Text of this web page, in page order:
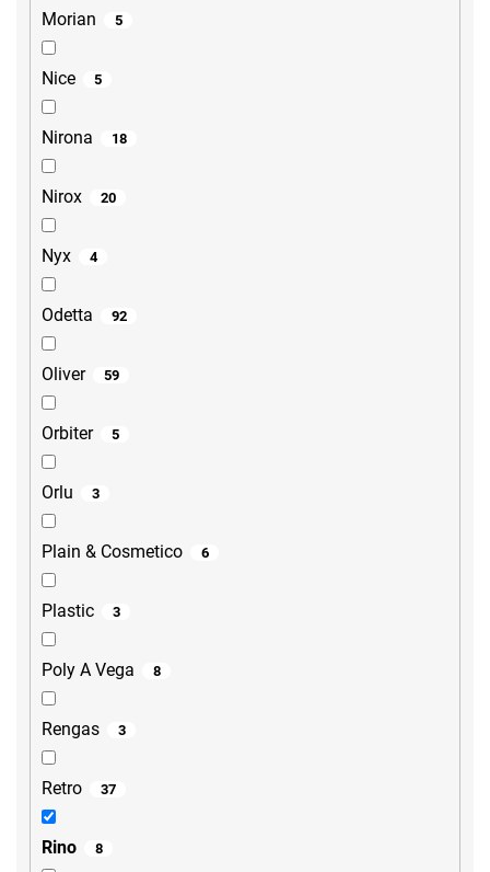
Morian 5
Nice 5
Nirona 18
Nirox 20
Nyx 4
Odetta 92
Oliver 59
Orbiter 5
Orlu 3
Plain & Cosmetico 6
Plastic 3
Poly A Vega 8
Rengas 3
Retro 37
Rino 8